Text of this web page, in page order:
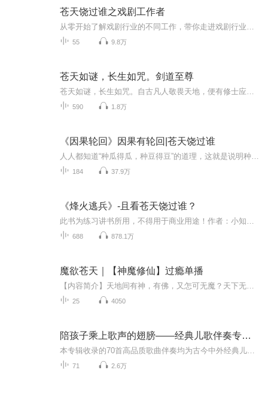
苍天饶过谁之戏剧工作者
55 9.8万
苍天如谜，长生如咒。剑道至尊
590 1.8万
《因果轮回》因果有轮回|苍天饶过谁
184 37.9万
《烽火逃兵》-且看苍天饶过谁？
688 878.1万
魔欲苍天｜【神魔修仙】过瘾单播
25 4050
陪孩子乘上歌声的翅膀——经典儿歌伴奏专辑（预备级）
71 2.6万